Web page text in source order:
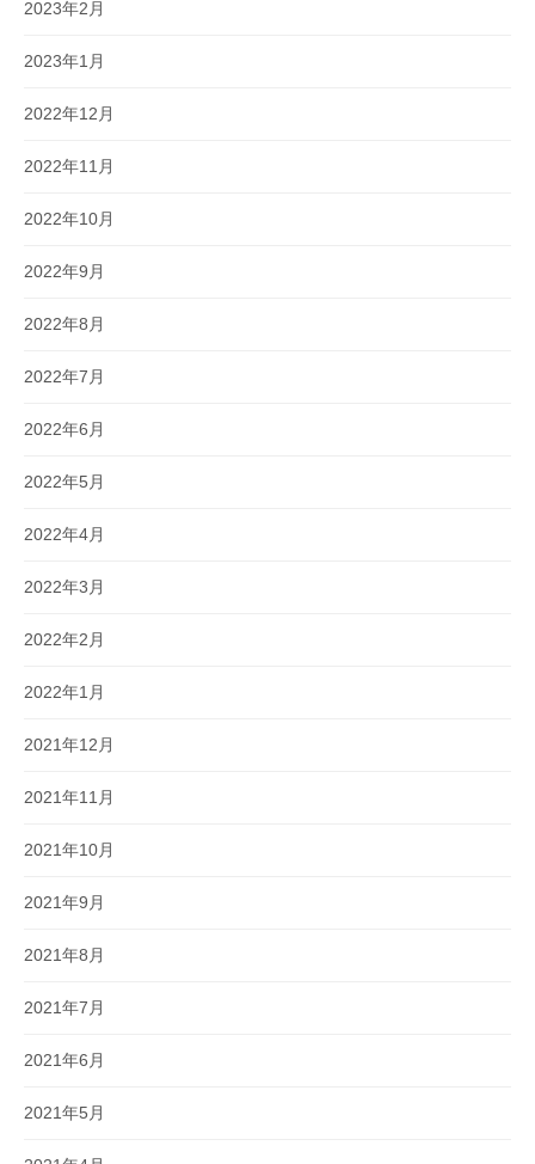
2023年2月
2023年1月
2022年12月
2022年11月
2022年10月
2022年9月
2022年8月
2022年7月
2022年6月
2022年5月
2022年4月
2022年3月
2022年2月
2022年1月
2021年12月
2021年11月
2021年10月
2021年9月
2021年8月
2021年7月
2021年6月
2021年5月